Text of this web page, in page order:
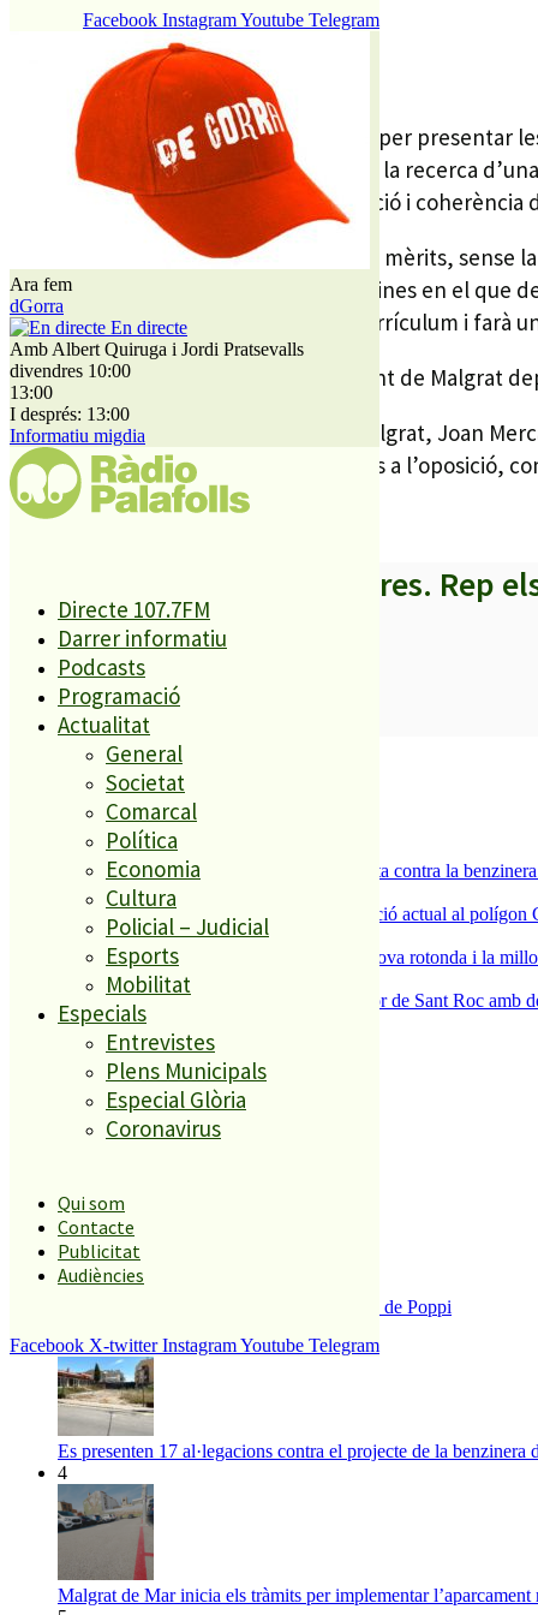
Facebook InstagramYoutube Telegram
Ara fem
dGorra
En directe
Amb Albert Quiruga i Jordi Pratsevalls
divendres 10:00
13:00
I després: 13:00
Informatiu migdia
Directe 107.7FM
Darrer informatiu
Podcasts
Programació
Actualitat
General
Societat
Comarcal
Política
Economia
Cultura
Policial – Judicial
Esports
Mobilitat
Especials
Entrevistes
Plens Municipals
Especial Glòria
Coronavirus
Qui som
Contacte
Publicitat
Audiències
Facebook X-twitter InstagramYoutube Telegram
REDACCIÓ
10 JULIOL, 2020
Aquesta setmana ha acabat el termini per presentar
que introdueix el govern malgratenc a la recerca
l’Ajuntament, vetllant per la coordinació i coherència
El procés de selecció és un concurs de mèrits,
presentin un treball d’almenys 30 pàgines en el que
tribunal, que també valorarà el seu currículum i farà
El nou director General de l’Ajuntament de Malgrat
En una entrevista a RP, l’alcalde de Malgrat, Joan
càrrec directiu. Altres grups municipals a l’oposició,
el casal d’estiu municipal.
A partir d’ara no et perdis res. Rep
SUBSCRIURE’M
És tendència ara
ESPORTS CAP DE SETMANA
Els veïns de Palafolls refermen la seva lluita contra la
La Nau d’Entitats mantindrà la seva ubicació actual al polígon
S’aprova definitivament el projecte de la nova rotonda i la
Malgrat de Mar enceta demà la Festa Major de Sant Roc amb
El més llegit
Enxampat l’autor de les pintades a la plaça de Poppi
Es presenten 17 al·legacions contra el projecte de la benzinera
4
Malgrat de Mar inicia els tràmits per implementar